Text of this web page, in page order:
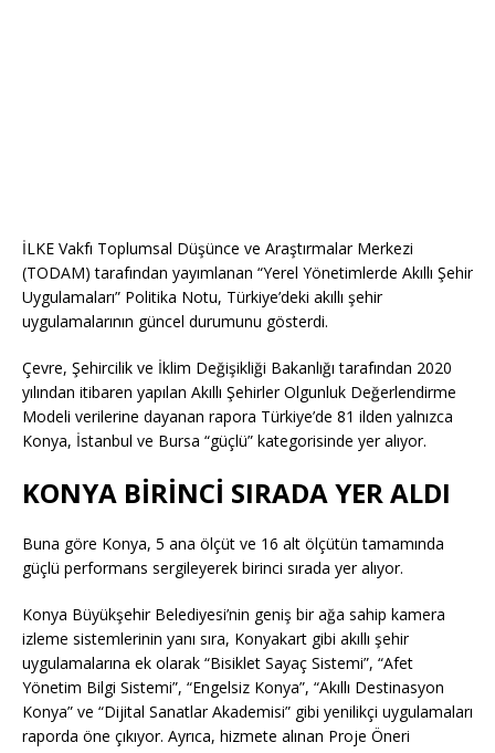
İLKE Vakfı Toplumsal Düşünce ve Araştırmalar Merkezi
(TODAM) tarafından yayımlanan “Yerel Yönetimlerde Akıllı Şehir
Uygulamaları” Politika Notu, Türkiye’deki akıllı şehir
uygulamalarının güncel durumunu gösterdi.
Çevre, Şehircilik ve İklim Değişikliği Bakanlığı tarafından 2020
yılından itibaren yapılan Akıllı Şehirler Olgunluk Değerlendirme
Modeli verilerine dayanan rapora Türkiye’de 81 ilden yalnızca
Konya, İstanbul ve Bursa “güçlü” kategorisinde yer alıyor.
KONYA BİRİNCİ SIRADA YER ALDI
Buna göre Konya, 5 ana ölçüt ve 16 alt ölçütün tamamında
güçlü performans sergileyerek birinci sırada yer alıyor.
Konya Büyükşehir Belediyesi’nin geniş bir ağa sahip kamera
izleme sistemlerinin yanı sıra, Konyakart gibi akıllı şehir
uygulamalarına ek olarak “Bisiklet Sayaç Sistemi”, “Afet
Yönetim Bilgi Sistemi”, “Engelsiz Konya”, “Akıllı Destinasyon
Konya” ve “Dijital Sanatlar Akademisi” gibi yenilikçi uygulamaları
raporda öne çıkıyor. Ayrıca, hizmete alınan Proje Öneri